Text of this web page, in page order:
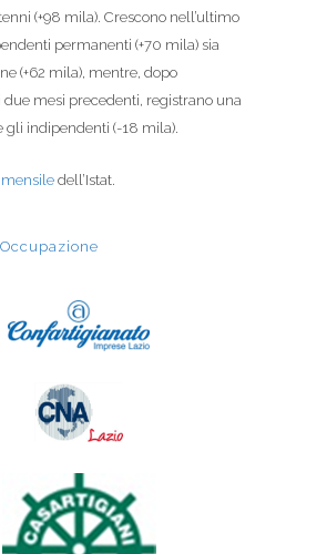
(+98 mila). Crescono nell’ultimo
permanenti (+70 mila) sia
(+62 mila), mentre, dopo
due mesi precedenti, registrano una
gli indipendenti (-18 mila).
mensile dell’Istat.
Occupazione